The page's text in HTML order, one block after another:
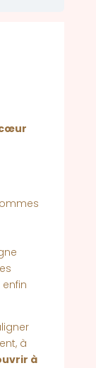
cœur
à
à